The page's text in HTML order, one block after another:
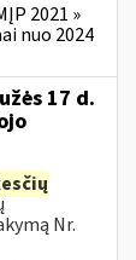
2021 »
nuo 2024
17 d.
Nr.